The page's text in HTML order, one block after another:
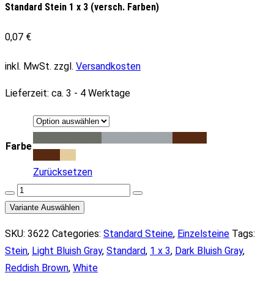
Standard Stein 1 x 3 (versch. Farben)
0,07 €
inkl. MwSt. zzgl. Versandkosten
Lieferzeit: ca. 3 - 4 Werktage
Farbe
Zurücksetzen
Standard
Stein
x
3
(versch.
Variante Auswählen
SKU: 3622 Categories: Standard Steine, Einzelsteine Tags:
Stein, Light Bluish Gray, Standard, 1 x 3, Dark Bluish Gray,
Reddish Brown, White